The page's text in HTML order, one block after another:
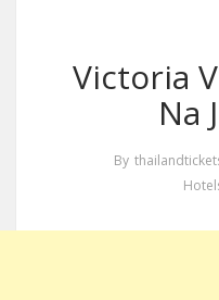
Victoria
Na
By